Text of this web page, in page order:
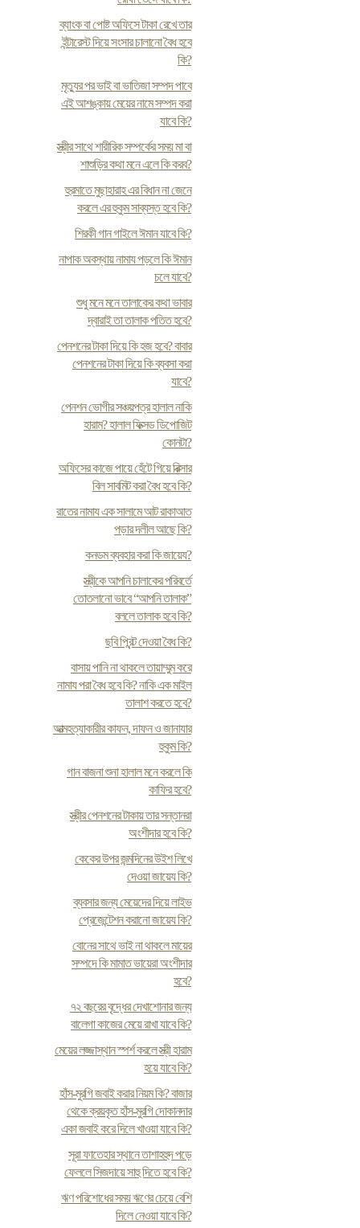
ব্যাংক বা পোষ্ট অফিসে টাকা রেখে তার
ইন্টারেস্ট দিয়ে সংসার চালানো বৈধ হবে
কি?
মৃত্যুর পর ভাই বা ভাতিজা সম্পদ পাবে
এই আশঙ্কায় মেয়ের নামে সম্পদ করা
যাবে কি?
স্ত্রীর সাথে শারীরিক সম্পর্কের সময় মা বা
শাশুড়ির কথা মনে এলে কি করব?
হুরমাতে মুছাহারাহ এর বিধান না জেনে
করলে এর হুকুম সাব্যস্ত হবে কি?
শিরকী গান গাইলে ঈমান যাবে কি?
নাপাক অবস্থায় নামায পড়লে কি ঈমান
চলে যাবে?
শুধু মনে মনে তালাকের কথা ভাবার
দ্বারাই তা তালাক পতিত হবে?
পেনশনের টাকা দিয়ে কি হজ হবে? বাবার
পেনশনের টাকা দিয়ে কি ব্যবসা করা
যাবে?
পেনশন ভোগীর সঞ্চয়পত্র হালাল নাকি
হারাম? হালাল ফিক্সড ডিপোজিট
কোনটা?
অফিসের কাজে পায়ে হেঁটে গিয়ে রিক্সার
বিল সাবমিট করা বৈধ হবে কি?
রাতের নামায এক সালামে আট রাকাআত
পড়ার দলীল আছে কি?
কনডম ব্যবহার করা কি জায়েয?
স্ত্রীকে আপনি চালাকের পরিবর্তে
তোতলানো ভাবে “আপনি তালাক”
বললে তালাক হবে কি?
ছবি প্রিন্ট দেওয়া বৈধ কি?
বাসায় পানি না থাকলে তায়াম্মুম করে
নামায পরা বৈধ হবে কি? নাকি এক মাইল
তালাশ করতে হবে?
আত্মহত্যাকারীর কাফন, দাফন ও জানাযার
হুকুম কি?
গান বাজনা শুনা হালাল মনে করলে কি
কাফির হবে?
স্ত্রীর পেনশনের টাকায় তার সন্তানরা
অংশীদার হবে কি?
কেকের উপর জন্মদিনের উইশ লিখে
দেওয়া জায়েয কি?
ব্যবসার জন্য মেয়েদের দিয়ে লাইভ
প্রেজেন্টেশন করানো জায়েয কি?
বোনের সাথে ভাই না থাকলে মায়ের
সম্পদে কি মামাত ভায়েরা অংশীদার
হবে?
৭২ বছরের বৃদ্ধের দেখাশোনার জন্য
বালেগা কাজের মেয়ে রাখা যাবে কি?
মেয়ের লজ্জাস্থান স্পর্শ করলে স্ত্রী হারাম
হয়ে যাবে কি?
হাঁস-মুরগি জবাই করার নিয়ম কি? বাজার
থেকে ক্রয়কৃত হাঁস-মুরগি দোকানদার
একা জবাই করে দিলে খাওয়া যাবে কি?
সূরা ফাতেহার স্থানে তাশাহহুদ পড়ে
ফেললে সিজদায়ে সাহু দিতে হবে কি?
ঋণ পরিশোধের সময় ঋণের চেয়ে বেশি
দিলে নেওয়া যাবে কি?